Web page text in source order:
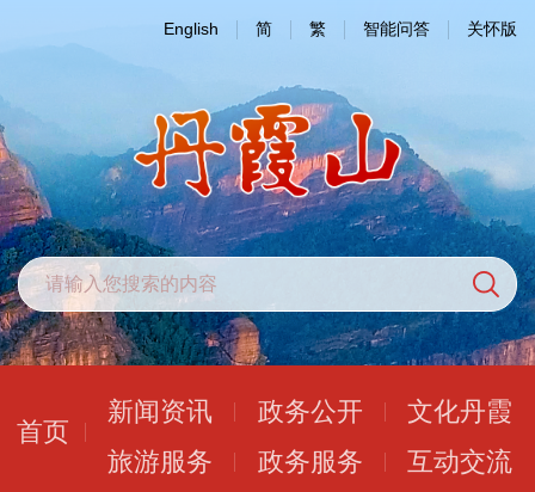
English 简 繁 智能问答 关怀版
首页
新闻资讯 政务公开
文化丹霞
旅游服务
政务服务 互动交流